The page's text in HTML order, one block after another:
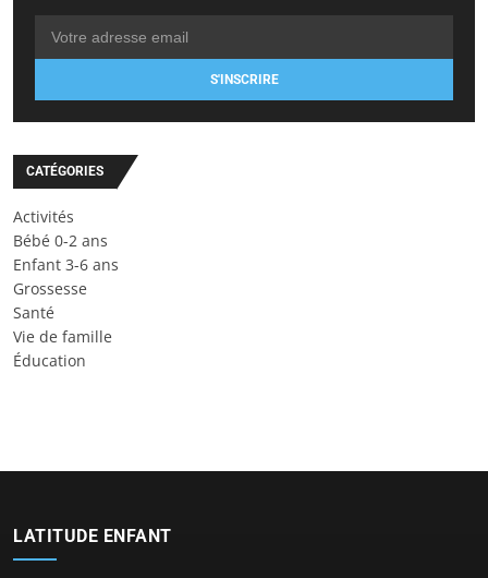
S'INSCRIRE
CATÉGORIES
Activités
Bébé 0-2 ans
Enfant 3-6 ans
Grossesse
Santé
Vie de famille
Éducation
LATITUDE ENFANT